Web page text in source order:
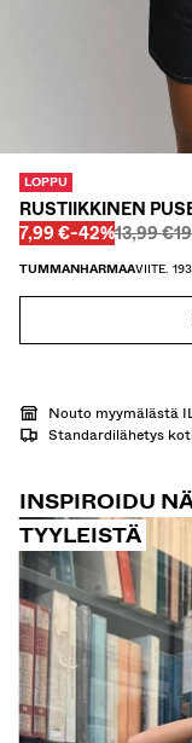
LOPPU
RUSTIIKKINEN
ALENNETTU HINTA
7,99 €ALENNUS
-42%Ennen
13,99 €
Ennen
TUMMANHARMAAVIITE.
Nouto myymälästä
Standardilähetys
INSPIROIDU
TYYLEISTÄ
VIIMEISET
SELLERS
PRICES
MUSIC
YOUR